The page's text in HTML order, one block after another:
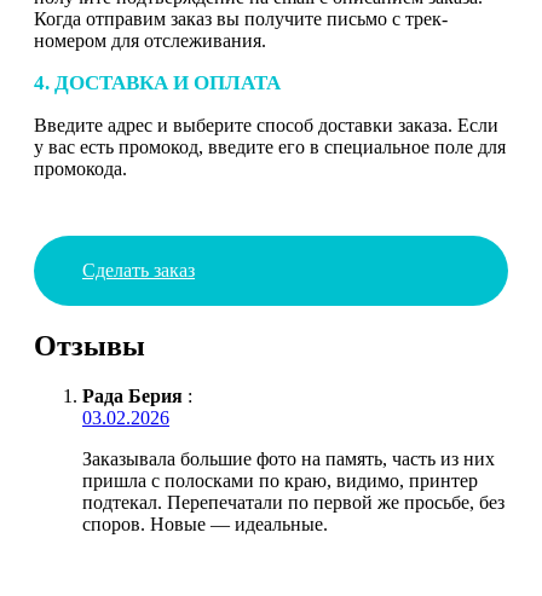
Когда отправим заказ вы получите письмо с трек-
номером для отслеживания.
4. ДОСТАВКА И ОПЛАТА
Введите адрес и выберите способ доставки заказа. Если
у вас есть промокод, введите его в специальное поле для
промокода.
Сделать заказ
Отзывы
Рада Берия :
03.02.2026
Заказывала большие фото на память, часть из них
пришла с полосками по краю, видимо, принтер
подтекал. Перепечатали по первой же просьбе, без
споров. Новые — идеальные.